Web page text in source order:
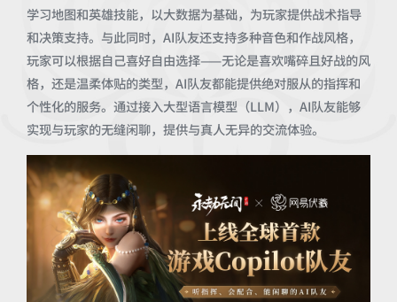
学习地图和英雄技能，以大数据为基础，为玩家提供战术指导
和决策支持。与此同时，AI队友还支持多种音色和作战风格，
玩家可以根据自己喜好自由选择——无论是喜欢嘴碎且好战的风
格，还是温柔体贴的类型，AI队友都能提供绝对服从的指挥和
个性化的服务。通过接入大型语言模型（LLM），AI队友能够
实现与玩家的无缝闲聊，提供与真人无异的交流体验。